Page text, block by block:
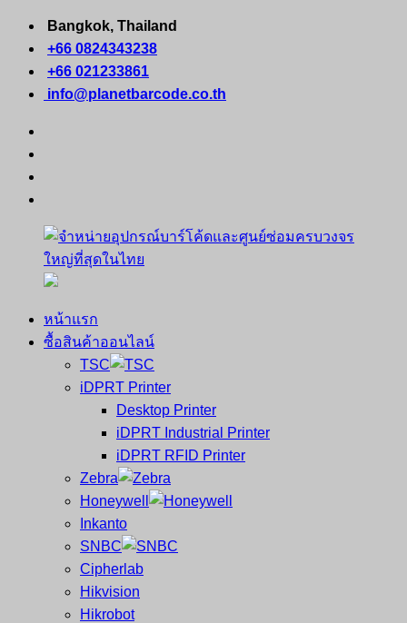
Skip
content
Bangkok, Thailand
+66 0824343238
+66 021233861
info@planetbarcode.co.th
จำหน่าย
คอมพิวเตอร์
หน้าแรก
ซื้อสินค้าออนไลน์
TSC
iDPRT Printer
Desktop Printer
iDPRT Industrial Printer
iDPRT RFID Printer
Zebra
Honeywell
Inkanto
SNBC
Cipherlab
Hikvision
Hikrobot